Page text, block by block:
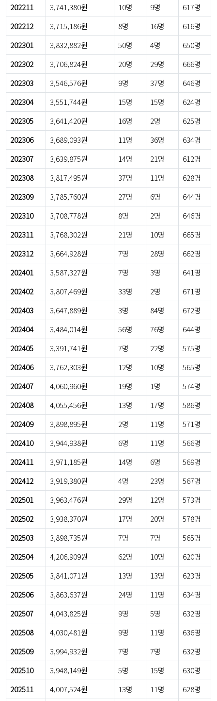
202211 3,741,380원 10명 9명
617명
202212
3,715,186원 8명 16명
616명
202301
3,832,882원 50명 4명
650명
202302
3,706,824원 20명 29명
666명
202303
3,546,576원 9명 37명
646명
202304
3,551,744원 15명 15명
624명
202305
3,641,420원 16명 2명
625명
202306
3,689,093원 11명 36명
634명
202307
3,639,875원 14명 21명
612명
202308
3,817,495원 37명 11명
628명
202309
3,785,760원 27명 6명
644명
202310
3,708,778원 8명 2명
646명
202311
3,768,302원 21명 10명
665명
202312
3,664,928원 7명 28명
662명
202401
3,587,327원 7명 3명
641명
202402
3,807,469원 33명 2명
671명
202403
3,647,889원 3명 84명
672명
202404
3,484,014원 56명 76명
644명
202405
3,391,741원 7명 22명
575명
202406
3,762,303원 12명 10명
565명
202407
4,060,960원 19명 1명
574명
202408
4,055,456원 13명 17명
586명
202409
3,898,895원 2명 11명
571명
202410
3,944,938원 6명 11명
566명
202411
3,971,185원 14명 6명
569명
202412
3,919,380원 4명 23명
567명
202501
3,963,476원 29명 12명
573명
202502
3,938,370원 17명 20명
578명
202503
3,898,735원 7명 7명
565명
202504
4,206,909원 62명 10명
620명
202505
3,841,071원 13명 13명
623명
202506
3,863,637원 24명 11명
634명
202507
4,043,825원 9명 5명
632명
202508
4,030,481원 9명 11명
636명
202509
3,994,932원 7명 7명
632명
202510
3,948,149원 5명 15명
630명
202511
4,007,524원 13명 11명
628명